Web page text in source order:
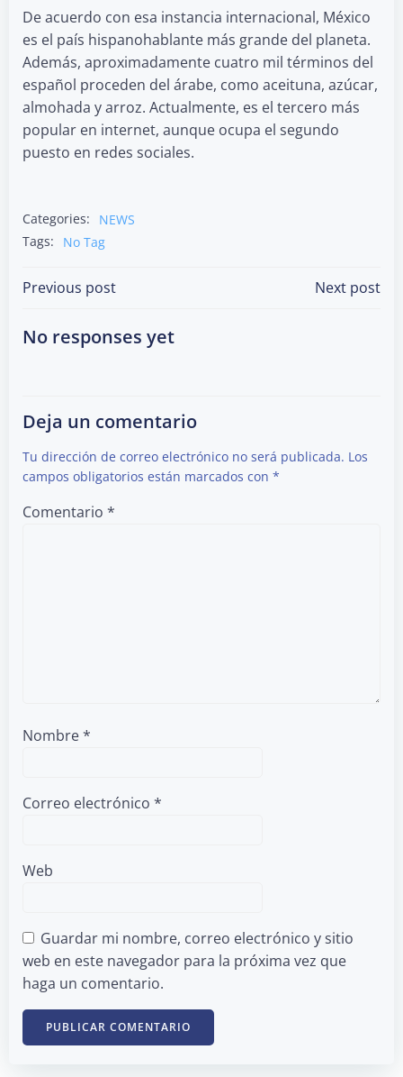
De acuerdo con esa instancia internacional, México
es el país hispanohablante más grande del planeta.
Además, aproximadamente cuatro mil términos del
español proceden del árabe, como aceituna, azúcar,
almohada y arroz. Actualmente, es el tercero más
popular en internet, aunque ocupa el segundo
puesto en redes sociales.
Categories:
NEWS
Tags:
No Tag
Post
navigation
Previous post Next post
No responses yet
Deja un comentario
Tu dirección de correo electrónico no será publicada. Los
campos obligatorios están marcados con *
Comentario *
Nombre*
Correo electrónico *
Web
Guardar mi nombre, correo electrónico y sitio
web en este navegador para la próxima vez que
haga un comentario.